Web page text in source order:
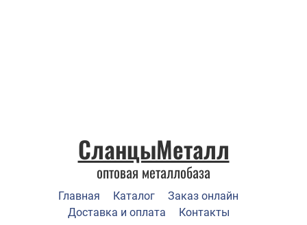
СланцыМеталл
оптовая металлобаза
Главная Каталог
Заказ онлайн
Доставка и оплата
Контакты